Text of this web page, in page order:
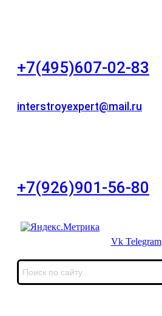
+7(495)607-02-83
interstroyexpert@mail.ru
+7(926)901-56-80
Vk Telegram